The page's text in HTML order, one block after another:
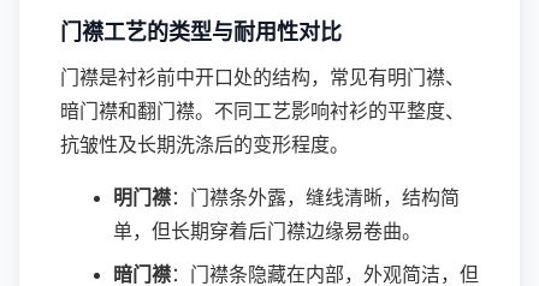
门襟工艺的类型与耐用性对比
门襟是衬衫前中开口处的结构，常见有明门襟、
暗门襟和翻门襟。不同工艺影响衬衫的平整度、
抗皱性及长期洗涤后的变形程度。
明门襟：门襟条外露，缝线清晰，结构简
单，但长期穿着后门襟边缘易卷曲。
暗门襟：门襟条隐藏在内部，外观简洁，但